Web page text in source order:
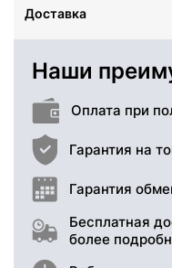
Доставка
Наши
Оплата при
Гарантия на
Гарантия
Бесплатная
более